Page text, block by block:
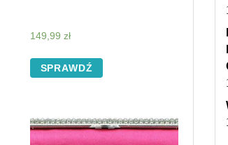
149,99zł
SPRAWDŹ